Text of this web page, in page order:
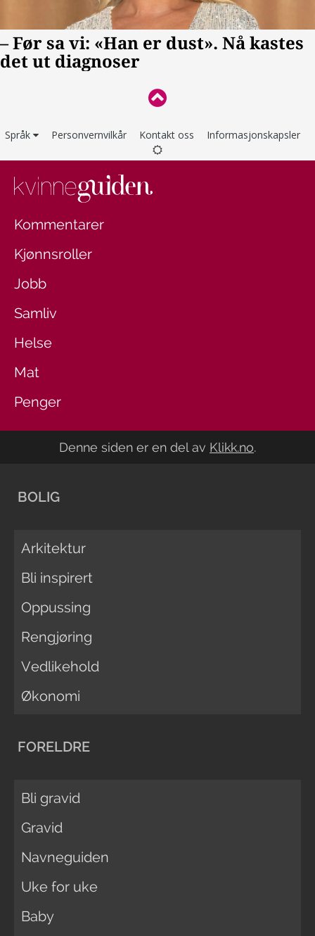
Språk Personvernvilkår Kontakt oss Informasjonskapsler
Kommentarer
Kjønnsroller
Jobb
Samliv
Helse
Mat
Penger
Denne siden er en del av Klikk.no.
BOLIG
Arkitektur
Bli inspirert
Oppussing
Rengjøring
Vedlikehold
Økonomi
FORELDRE
Bli gravid
Gravid
Navneguiden
Uke for uke
Baby